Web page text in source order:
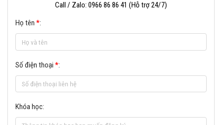
Call / Zalo: 0966 86 86 41 (Hỗ trợ 24/7)
Họ tên *:
Số điện thoại *:
Khóa học: